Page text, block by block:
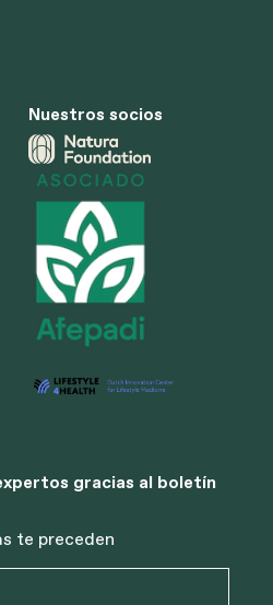
Nuestros socios
gracias al boletín
te preceden